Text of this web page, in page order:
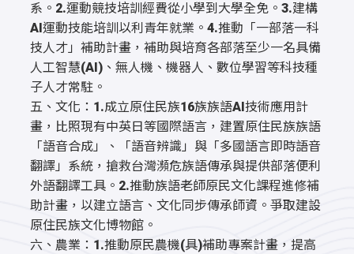
系。2.運動競技培訓經費從小學到大學全免。3.建構
AI運動技能培訓以利青年就業。4.推動「一部落一科
技人才」補助計畫，補助與培育各部落至少一名具備
人工智慧(AI)、無人機、機器人、數位學習等科技種
子人才常駐。
五、文化：1.成立原住民族16族族語AI技術應用計
畫，比照現有中英日等國際語言，建置原住民族族語
「語音合成」、「語音辨識」與「多國語言即時語音
翻譯」系統，搶救台灣瀕危族語傳承與提供部落便利
外語翻譯工具。2.推動族語老師原民文化課程進修補
助計畫，以建立語言、文化同步傳承師資。爭取建設
原住民族文化博物館。
六、農業：1.推動原民農機(具)補助專案計畫，提高